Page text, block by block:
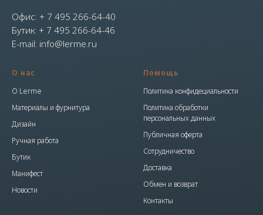
Офис: + 7 495 266-64-40
Бутик: + 7 495 266-64-46
E-mail: info@lerme.ru
О нас
О Lerme
Материалы и фурнитура
Дизайн
Ручная работа
Бутик
Манифест
Новости
Помощь
Политика конфидециальности
Политика обработки
персональных данных
Публичная оферта
Сотрудничество
Доставка
Обмен и возврат
Контакты